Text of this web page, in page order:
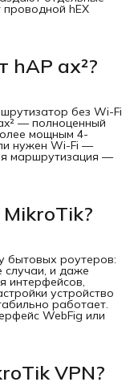
hEX
hAP ax²?
без Wi-Fi
— полноценный
мощным 4-
нужен Wi-Fi —
маршрутизация —
бытовых роутеров:
случаи, и даже
интерфейсов,
устройство
работает.
WebFig или
VPN?